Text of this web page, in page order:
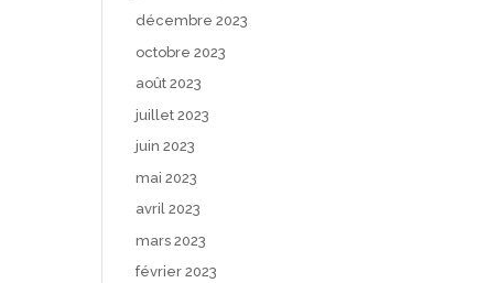
décembre 2023
octobre 2023
août 2023
juillet 2023
juin 2023
mai 2023
avril 2023
mars 2023
février 2023